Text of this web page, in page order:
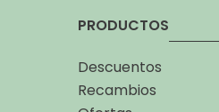
PRODUCTOS
Descuentos
Recambios